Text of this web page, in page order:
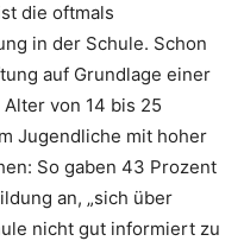
die oftmals
in der Schule. Schon
auf Grundlage einer
von 14 bis 25
Jugendliche mit hoher
So gaben 43 Prozent
an, „sich über
nicht gut informiert zu